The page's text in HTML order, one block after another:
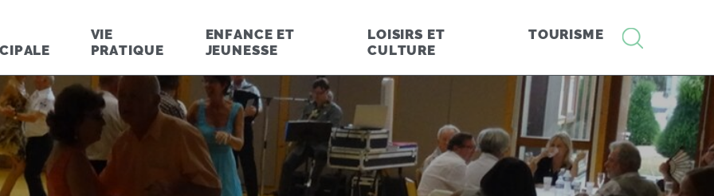
VIE
PRATIQUE
ENFANCE ET
JEUNESSE
LOISIRS ET
CULTURE
TOURISME